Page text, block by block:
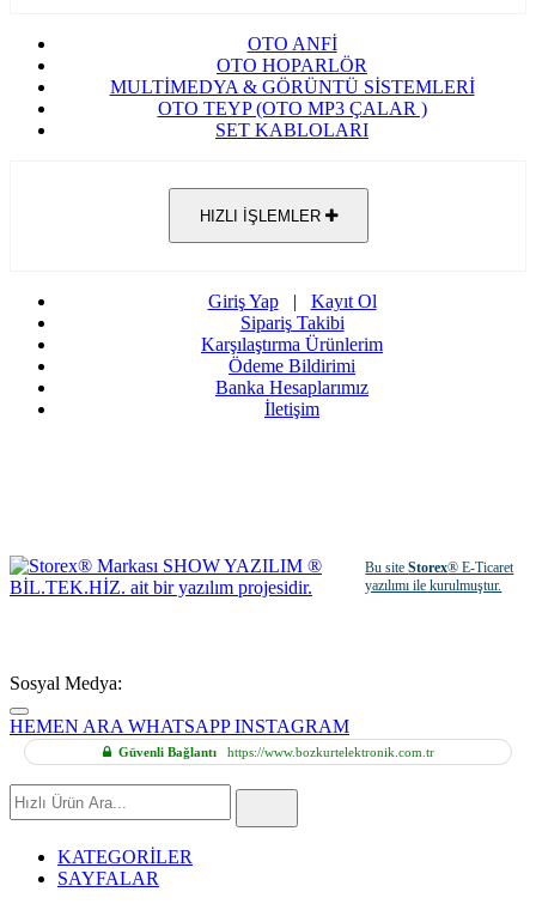
OTO ANFİ
OTO HOPARLÖR
MULTİMEDYA & GÖRÜNTÜ SİSTEMLERİ
OTO TEYP (OTO MP3 ÇALAR )
SET KABLOLARI
HIZLI İŞLEMLER
Giriş Yap| Kayıt Ol
Sipariş Takibi
Karşılaştırma Ürünlerim
Ödeme Bildirimi
Banka Hesaplarımız
İletişim
Bu siteStorex® E-Ticaret
yazılımı ile kurulmuştur.
Sosyal Medya:
HEMEN ARA WHATSAPP INSTAGRAM
Güvenli Bağlantıhttps://www.bozkurtelektronik.com.tr
Hızlı
Ürün
KATEGORİLER
SAYFALAR